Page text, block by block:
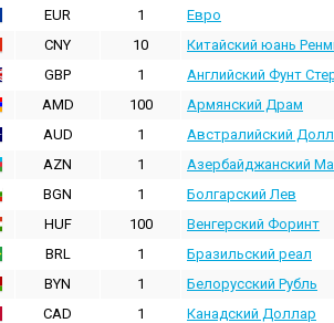
EUR
1 Евро
CNY
10 Китайский юань
GBP
1 Английский Фунт
AMD
100 Армянский Драм
AUD
1 Австралийский
AZN
1 Азербайджанский
BGN
1 Болгарский Лев
HUF
100 Венгерский Форинт
BRL
1 Бразильский реал
BYN
1 Белорусский Рубль
CAD
1 Канадский Доллар